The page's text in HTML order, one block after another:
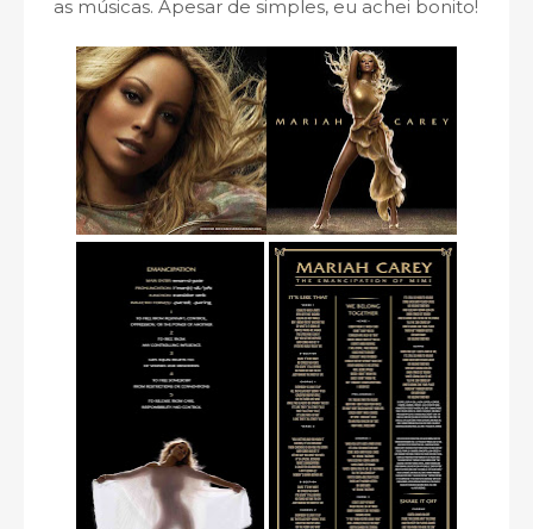
as músicas. Apesar de simples, eu achei bonito!